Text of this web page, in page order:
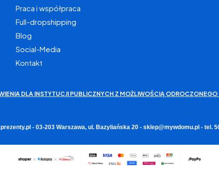
Praca i współpraca
Full-dropshipping
Blog
Social-Media
Kontakt
DLA INSTYTUCJI PUBLICZNYCH Z MOŻLIWOŚCIĄ ODROCZONEGO
- 03-203 Warszawa, ul. Bazyliańska 20 - sklep@mywdomu.pl - tel.